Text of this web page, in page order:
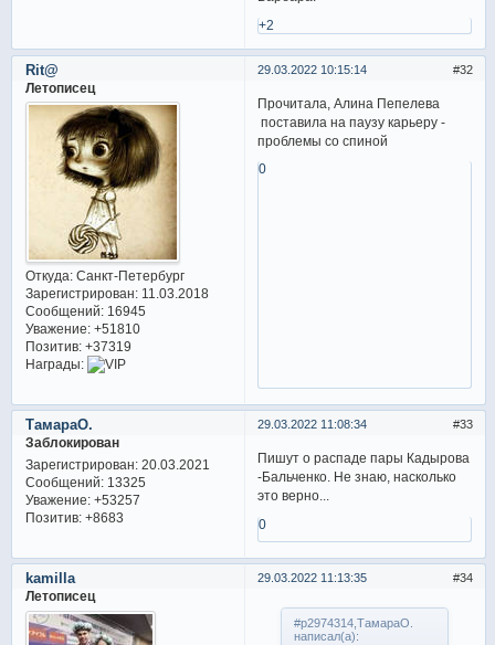
+2
32
29.03.2022 10:15:14
Rit@
Летописец
Откуда:Санкт-Петербург
Зарегистрирован: 11.03.2018
Сообщений:16945
Уважение: +51810
Позитив: +37319
Награды:
Прочитала, Алина Пепелева
поставила на паузу карьеру -
проблемы со спиной
0
33
29.03.2022 11:08:34
ТамараО.
Заблокирован
Зарегистрирован: 20.03.2021
Сообщений:13325
Уважение: +53257
Позитив: +8683
Пишут о распаде пары Кадырова
-Бальченко. Не знаю, насколько
это верно...
0
34
29.03.2022 11:13:35
kamilla
Летописец
#p2974314,ТамараО.
написал(а):